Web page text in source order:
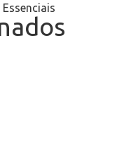
Essenciais